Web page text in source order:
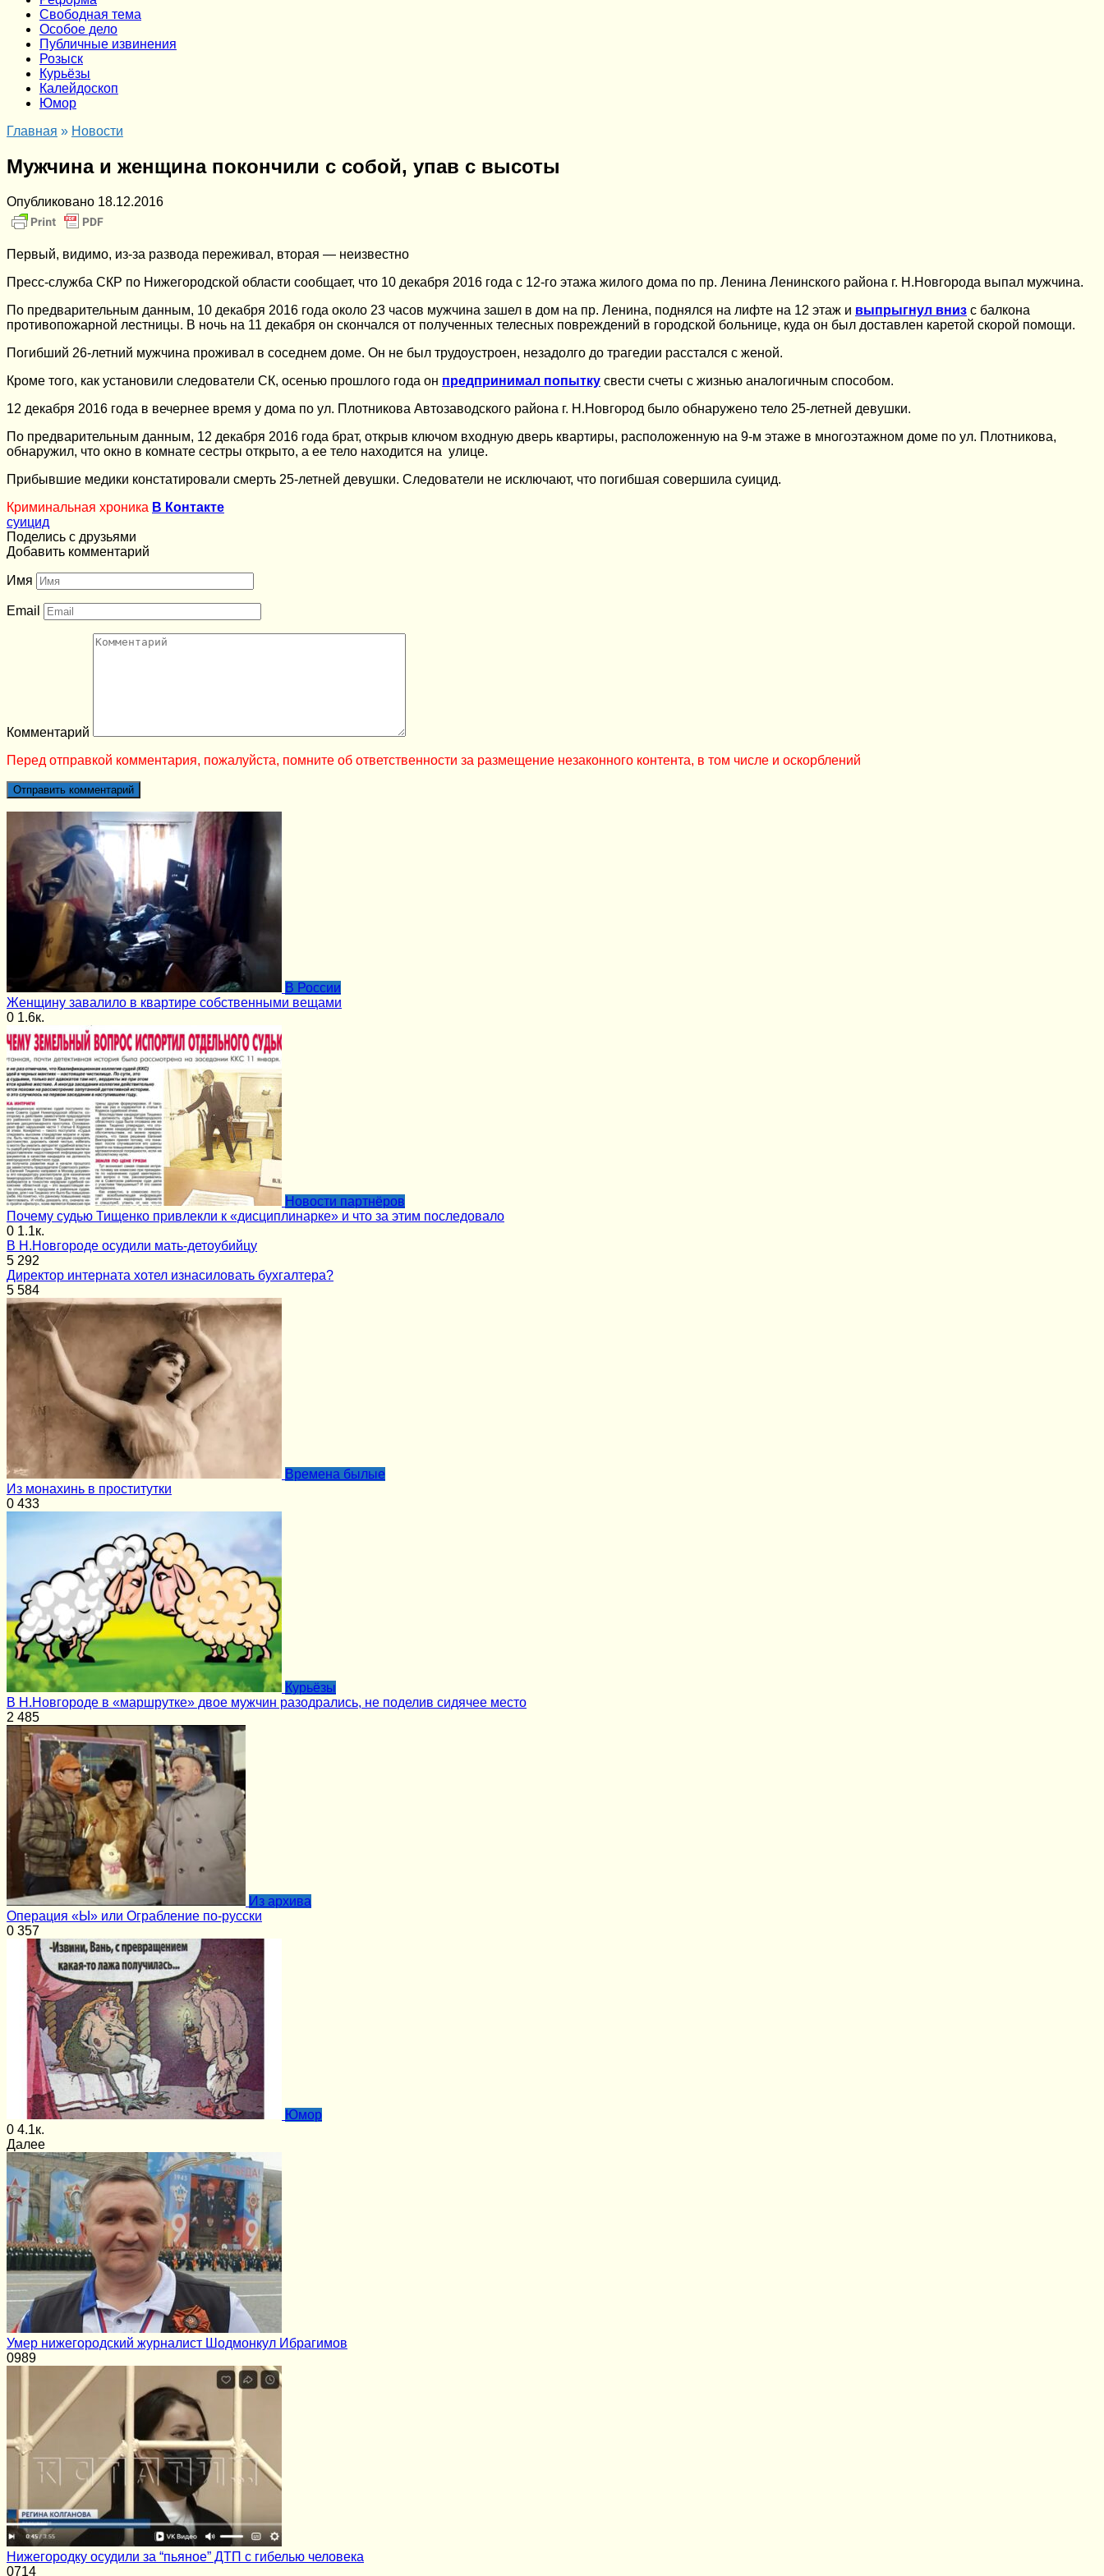
Cвободная тема
Особое дело
Публичные извинения
Розыск
Курьёзы
Калейдоскоп
Юмор
Главная » Новости
Мужчина и женщина покончили с собой, упав с высоты
Опубликовано 18.12.2016
Первый, видимо, из-за развода переживал, вторая — неизвестно
Пресс-служба СКР по Нижегородской области сообщает, что 10 декабря 2016 года с 12-го этажа жилого дома по пр. Ленина Ленинского района г. Н.Новгорода выпал мужчина.
По предварительным данным, 10 декабря 2016 года около 23 часов мужчина зашел в дом на пр. Ленина, поднялся на лифте на 12 этаж и выпрыгнул вниз с балкона
противопожарной лестницы. В ночь на 11 декабря он скончался от полученных телесных повреждений в городской больнице, куда он был доставлен каретой скорой помощи.
Погибший 26-летний мужчина проживал в соседнем доме. Он не был трудоустроен, незадолго до трагедии расстался с женой.
Кроме того, как установили следователи СК, осенью прошлого года он предпринимал попытку свести счеты с жизнью аналогичным способом.
12 декабря 2016 года в вечернее время у дома по ул. Плотникова Автозаводского района г. Н.Новгород было обнаружено тело 25-летней девушки.
По предварительным данным, 12 декабря 2016 года брат, открыв ключом входную дверь квартиры, расположенную на 9-м этаже в многоэтажном доме по ул. Плотникова,
обнаружил, что окно в комнате сестры открыто, а ее тело находится на улице.
Прибывшие медики констатировали смерть 25-летней девушки. Следователи не исключают, что погибшая совершила суицид.
Криминальная хроника В Контакте
суицид
Поделись с друзьями
Добавить комментарий
Имя
Email
Комментарий
Перед отправкой комментария, пожалуйста, помните об ответственности за размещение незаконного контента, в том числе и оскорблений
В России
Женщину завалило в квартире собственными вещами
0 1.6к.
Новости партнёров
Почему судью Тищенко привлекли к «дисциплинарке» и что за этим последовало
0 1.1к.
В Н.Новгороде осудили мать-детоубийцу
5 292
Директор интерната хотел изнасиловать бухгалтера?
5 584
Времена былые
Из монахинь в проститутки
0 433
Курьёзы
В Н.Новгороде в «маршрутке» двое мужчин разодрались, не поделив сидячее место
2 485
Из архива
Операция «Ы» или Ограбление по-русски
0 357
Юмор
0 4.1к.
Далее
Умер нижегородский журналист Шодмонкул Ибрагимов
0989
Нижегородку осудили за “пьяное” ДТП с гибелью человека
0714